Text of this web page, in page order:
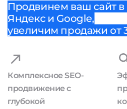
Продвинем ваш сайт в
Яндекс и Google,
увеличим продажи от 3
Комплексное SEO-
продвижение с
глубокой